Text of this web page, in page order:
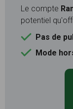
Le compte
potentiel
Pas de
Mode